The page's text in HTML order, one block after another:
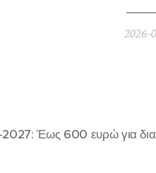
2026-
Έως 600 ευρώ για